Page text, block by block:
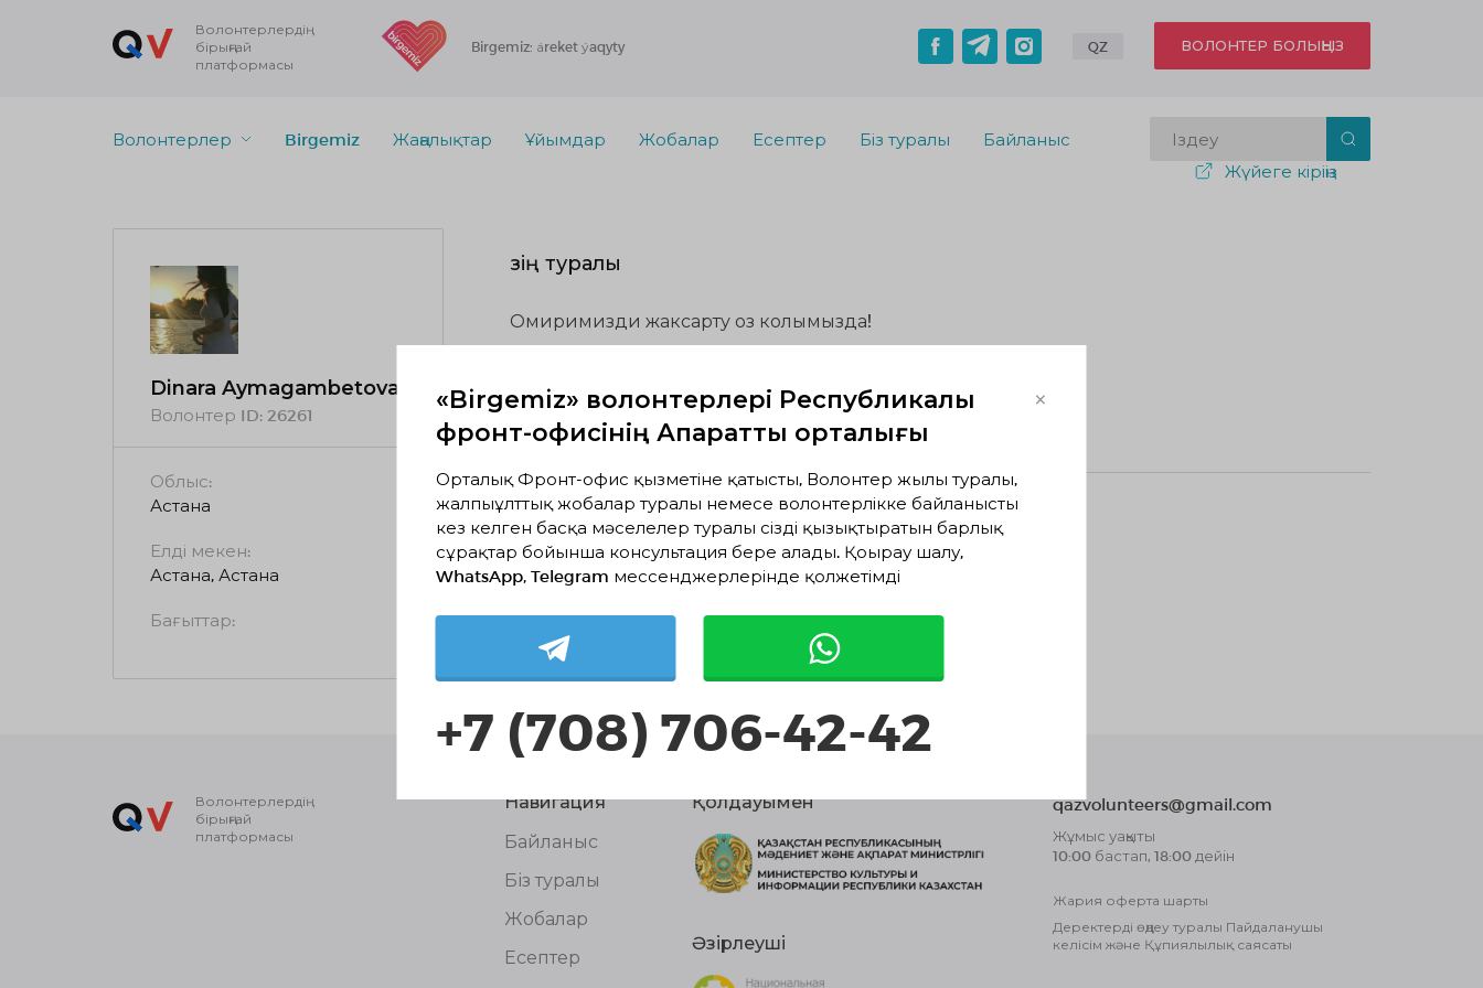
Волонтерлердің
бірыңғай
платформасы
Birgemiz: áreket ýaqyty QZ ВОЛОНТЕР БОЛЫҢЫЗ
Волонтерлер Birgemiz Жаңалықтар Ұйымдар Жобалар Есептер Біз туралы
Байланыс
Жүйеге кіріңіз
Dinara Aymagambetova
Волонтер ID: 26261
Облыс:
Астана
Елді мекен:
Астана, Астана
Бағыттар:
Өзің туралы
Омиримизди жаксарту оз колымызда!
Волонтерлік қызмет
Жүзеге асып жатқандар Жоспардағылар
Белсенді жобалар жоқ
Волонтерлердің
бірыңғай
платформасы
Навигация
Байланыс
Біз туралы
Жобалар
Есептер
Қолдауымен
Әзірлеуші
qazvolunteers@gmail.com
Жұмыс уақыты
10:00 бастап, 18:00 дейін
Жария оферта шарты
Деректерді өңдеу туралы Пайдаланушы
келісім және Құпиялылық саясаты
«Birgemiz» волонтерлері Республикалық
фронт-офисінің Ақпараттық орталығы
×
Орталық Фронт-офис қызметіне қатысты, Волонтер жылы туралы,
жалпыұлттық жобалар туралы немесе волонтерлікке байланысты
кез келген басқа мәселелер туралы сізді қызықтыратын барлық
сұрақтар бойынша консультация бере алады. Қоңырау шалу,
WhatsApp, Telegram мессенджерлерінде қолжетімді
+7 (708) 706-42-42